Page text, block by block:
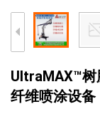
UltraMAX™树
纤维喷涂设备